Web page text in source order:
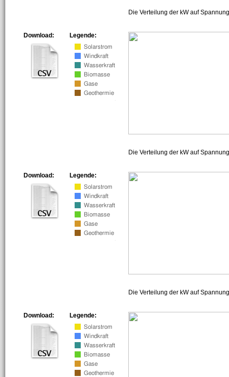
Die Verteilung der kW auf
Legende:
Download:
Die Verteilung der kW auf
Legende:
Download:
Die Verteilung der kW auf
Legende:
Download: